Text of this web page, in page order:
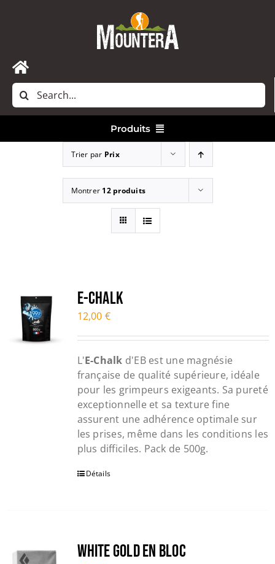
Toggle
Navigation
Accueil
Rechercher:
Produits
Randonnée
Escalade / Alpinisme
Bons Plans
Trier par Prix
Montrer 12 produits
E-CHALK
12,00 €
L'E-Chalk d'EB est une magnésie
française de qualité supérieure, idéale
pour les grimpeurs exigeants. Sa pureté
exceptionnelle et sa texture fine
assurent une adhérence optimale sur
les prises, même dans les conditions les
plus difficiles. Pack de 500g.
Détails
WHITE GOLD en bloc